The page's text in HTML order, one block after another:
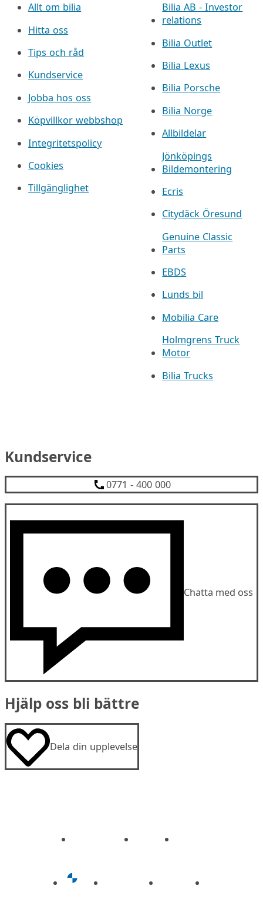
Allt om bilia
Hitta oss
Tips och råd
Kundservice
Jobba hos oss
Köpvillkor webbshop
Integritetspolicy
Cookies
Tillgänglighet
Bilia AB - Investor
relations
Bilia Outlet
Bilia Lexus
Bilia Porsche
Bilia Norge
Allbildelar
Jönköpings
Bildemontering
Ecris
Citydäck Öresund
Genuine Classic
Parts
EBDS
Lunds bil
Mobilia Care
Holmgrens Truck
Motor
Bilia Trucks
Kundservice
0771 - 400 000
Chatta med oss
Hjälp oss bli bättre
Dela din upplevelse